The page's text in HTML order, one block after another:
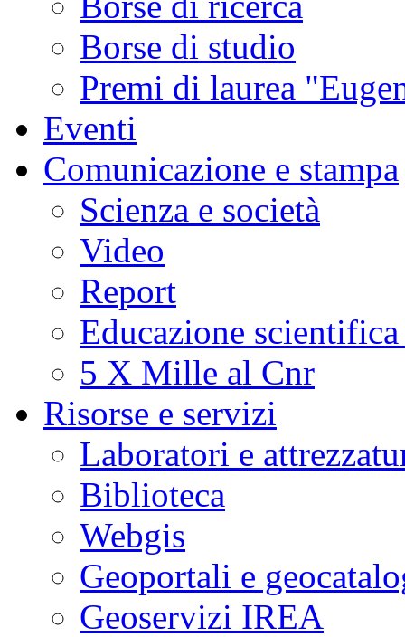
Borse di studio
Premi di laurea
Eventi
Comunicazione e stampa
Scienza e società
Video
Report
Educazione
5 X Mille al Cnr
Risorse e servizi
Laboratori e
Biblioteca
Webgis
Geoportali e
Geoservizi IREA